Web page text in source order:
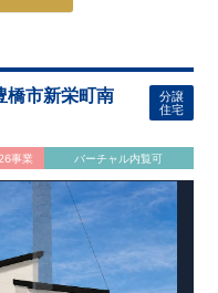
！
の収納に便利な【
可動
も使える【マルチスキッ
コ
抜空間】​
片付く可動棚【
パントリ
く【広々とした 洗
】
橋市新栄町南
分譲
住宅
事業 バーチャル内覧可